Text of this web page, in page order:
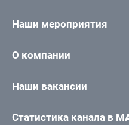
Наши мероприятия
О компании
Наши вакансии
Статистика канала в